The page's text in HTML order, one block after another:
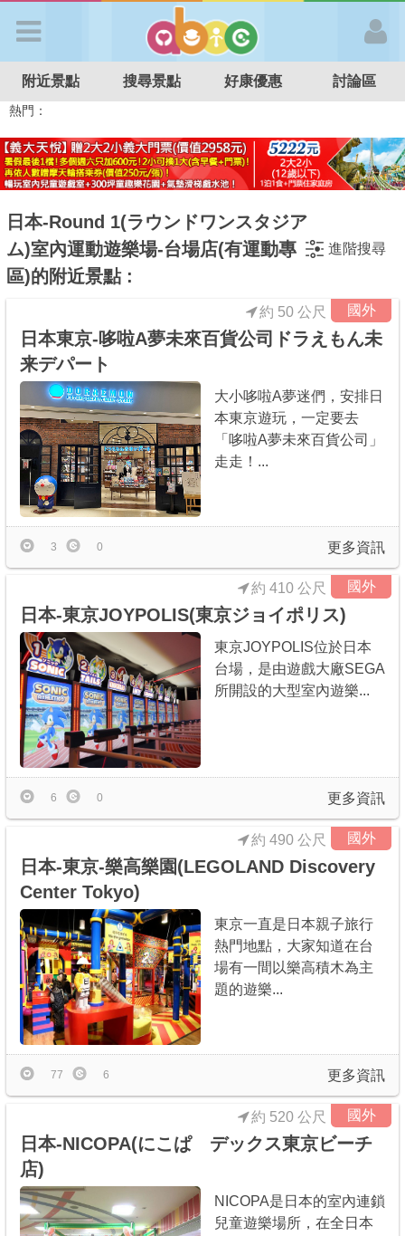
APP登入
首 頁
好康優惠
最新留言
商家合作
推薦景點
討論區
聯絡我們
APP下載
附近景點 搜尋景點 好康優惠 討論區
熱門：
日本-Round 1(ラウンドワンスタジア
ム)室內運動遊樂場-台場店(有運動專
區)的附近景點 :
進階搜尋
國外
約 50 公尺
日本東京-哆啦A夢未來百貨公司ドラえもん未
来デパート
大小哆啦A夢迷們，安排日
本東京遊玩，一定要去
「哆啦A夢未來百貨公司」
走走！...
更多資訊
3 0
國外
約 410 公尺
日本-東京JOYPOLIS(東京ジョイポリス)
東京JOYPOLIS位於日本
台場，是由遊戲大廠SEGA
所開設的大型室內遊樂...
更多資訊
6 0
國外
約 490 公尺
日本-東京-樂高樂園(LEGOLAND Discovery
Center Tokyo)
東京一直是日本親子旅行
熱門地點，大家知道在台
場有一間以樂高積木為主
題的遊樂...
更多資訊
77 6
國外
約 520 公尺
日本-NICOPA(にこぱ デックス東京ビーチ
店)
NICOPA是日本的室內連鎖
兒童遊樂場所，在全日本